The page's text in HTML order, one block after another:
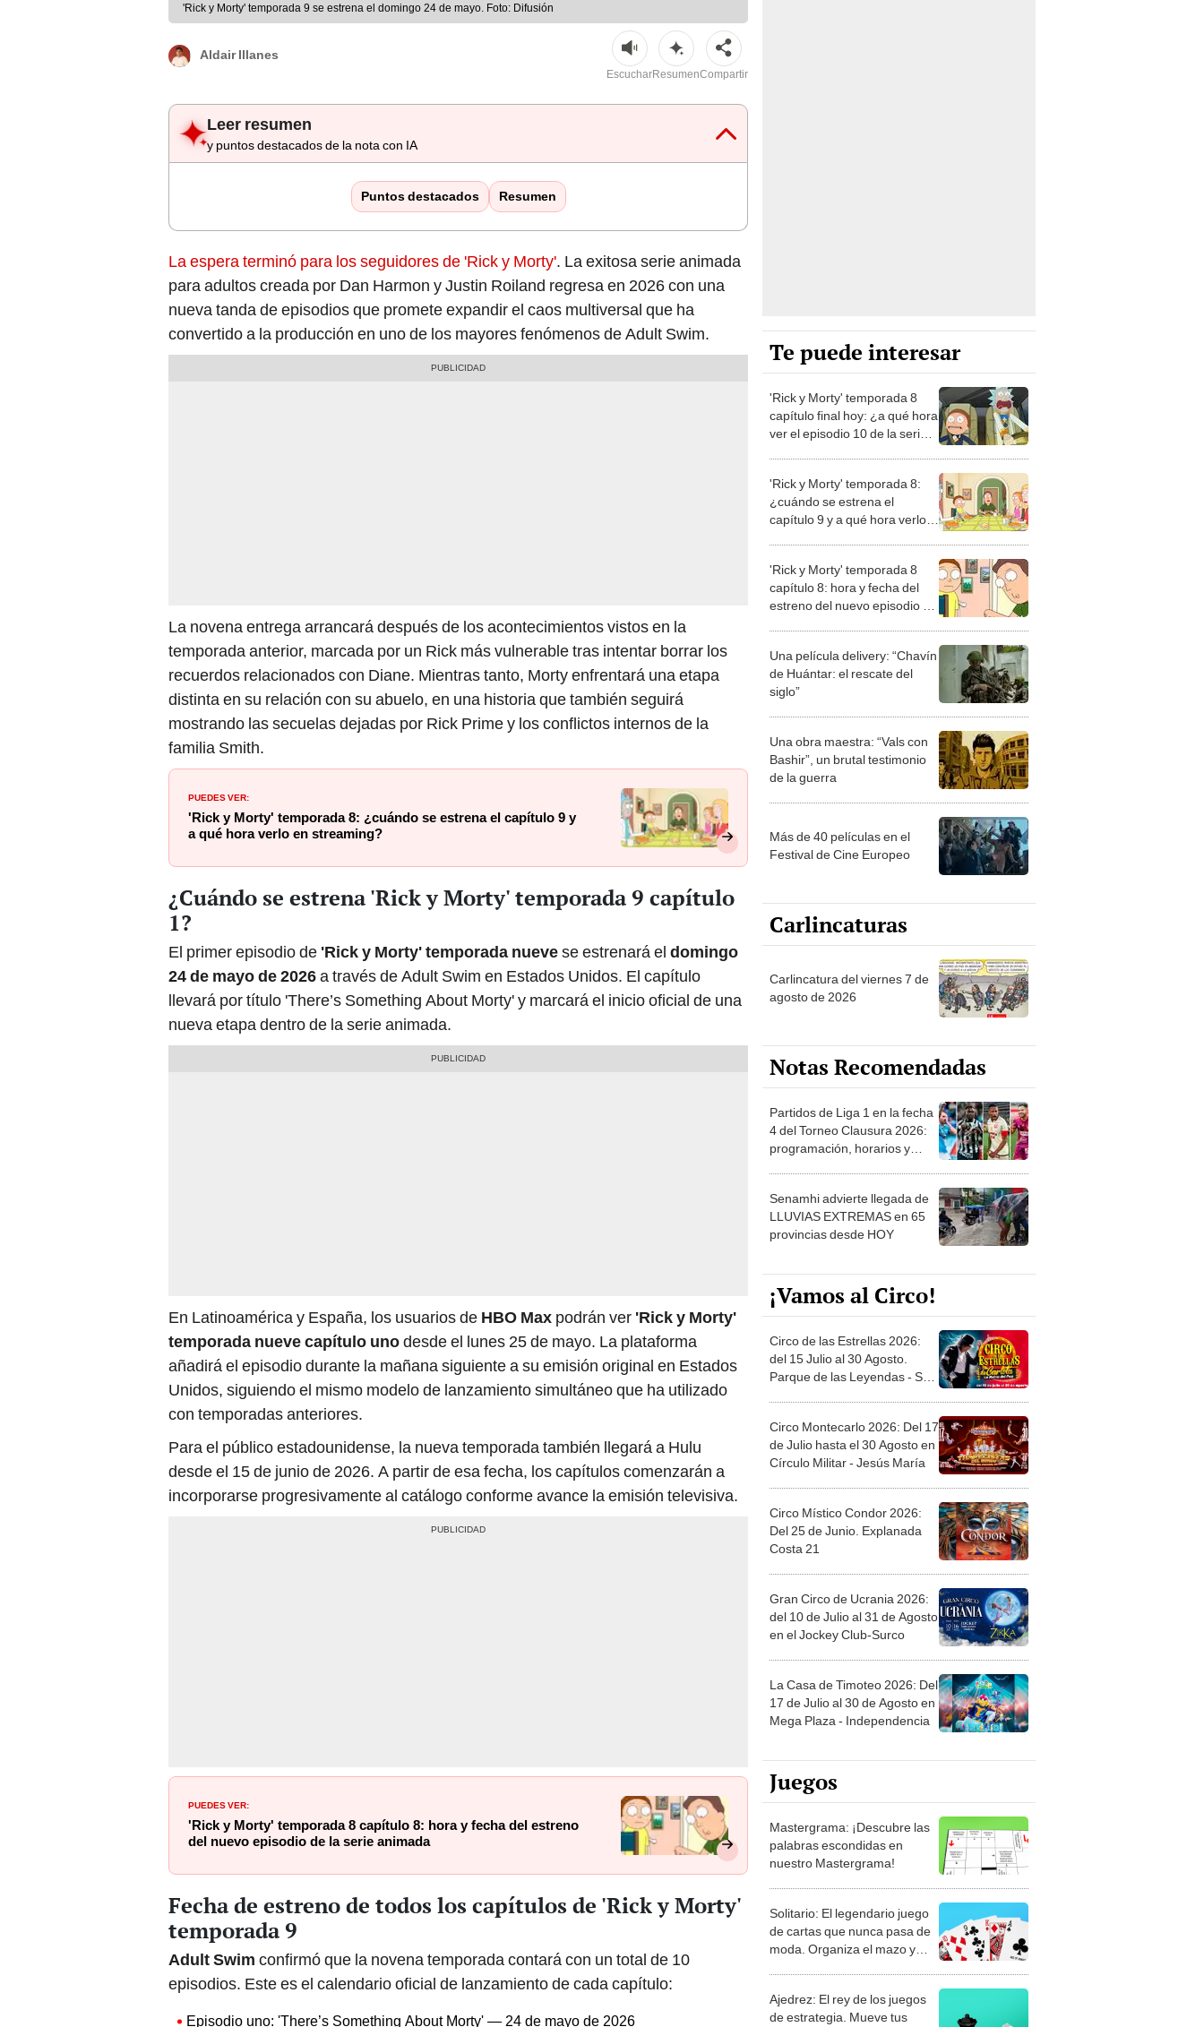
'Rick y Morty' temporada 9 se estrena el domingo 24 de mayo. Foto: Difusión
Aldair Illanes
EscucharResumenCompartir
Leer resumen
y puntos destacados de la nota con IA
Puntos destacados Resumen
La espera terminó para los seguidores de 'Rick y Morty'. La exitosa serie animada
para adultos creada por Dan Harmon y Justin Roiland regresa en 2026 con una
nueva tanda de episodios que promete expandir el caos multiversal que ha
convertido a la producción en uno de los mayores fenómenos de Adult Swim.
La novena entrega arrancará después de los acontecimientos vistos en la
temporada anterior, marcada por un Rick más vulnerable tras intentar borrar los
recuerdos relacionados con Diane. Mientras tanto, Morty enfrentará una etapa
distinta en su relación con su abuelo, en una historia que también seguirá
mostrando las secuelas dejadas por Rick Prime y los conflictos internos de la
familia Smith.
PUEDES VER:
'Rick y Morty' temporada 8: ¿cuándo se estrena el capítulo 9 y
a qué hora verlo en streaming?
¿Cuándo se estrena 'Rick y Morty' temporada 9 capítulo
1?
El primer episodio de 'Rick y Morty' temporada nuevese estrenará el domingo
24 de mayo de 2026a través de Adult Swim en Estados Unidos. El capítulo
llevará por título 'There’s Something About Morty' y marcará el inicio oficial de una
nueva etapa dentro de la serie animada.
En Latinoamérica y España, los usuarios de HBO Max podrán ver 'Rick y Morty'
temporada nueve capítulo unodesde el lunes 25 de mayo. La plataforma
añadirá el episodio durante la mañana siguiente a su emisión original en Estados
Unidos, siguiendo el mismo modelo de lanzamiento simultáneo que ha utilizado
con temporadas anteriores.
Para el público estadounidense, la nueva temporada también llegará a Hulu
desde el 15 de junio de 2026. A partir de esa fecha, los capítulos comenzarán a
incorporarse progresivamente al catálogo conforme avance la emisión televisiva.
PUEDES VER:
'Rick y Morty' temporada 8 capítulo 8: hora y fecha del estreno
del nuevo episodio de la serie animada
Fecha de estreno de todos los capítulos de 'Rick y Morty'
temporada 9
Adult Swim confirmó que la novena temporada contará con un total de 10
episodios. Este es el calendario oficial de lanzamiento de cada capítulo:
Episodio uno: 'There’s Something About Morty' — 24 de mayo de 2026
Te puede interesar
'Rick y Morty' temporada 8
capítulo final hoy: ¿a qué hora
ver el episodio 10 de la serie
'Rick y Morty' temporada 8:
¿cuándo se estrena el
capítulo 9 y a qué hora verlo
'Rick y Morty' temporada 8
capítulo 8: hora y fecha del
estreno del nuevo episodio de
Una película delivery: “Chavín
de Huántar: el rescate del
siglo”
Una obra maestra: “Vals con
Bashir”, un brutal testimonio
de la guerra
Más de 40 películas en el
Festival de Cine Europeo
Carlincaturas
Carlincatura del viernes 7 de
agosto de 2026
Notas Recomendadas
Partidos de Liga 1 en la fecha
4 del Torneo Clausura 2026:
programación, horarios y
Senamhi advierte llegada de
LLUVIAS EXTREMAS en 65
provincias desde HOY
¡Vamos al Circo!
Circo de las Estrellas 2026:
del 15 Julio al 30 Agosto.
Parque de las Leyendas - San
Circo Montecarlo 2026: Del 17
de Julio hasta el 30 Agosto en
Círculo Militar - Jesús María
Circo Místico Condor 2026:
Del 25 de Junio. Explanada
Costa 21
Gran Circo de Ucrania 2026:
del 10 de Julio al 31 de Agosto
en el Jockey Club-Surco
La Casa de Timoteo 2026: Del
17 de Julio al 30 de Agosto en
Mega Plaza - Independencia
Juegos
Mastergrama: ¡Descubre las
palabras escondidas en
nuestro Mastergrama!
Solitario: El legendario juego
de cartas que nunca pasa de
moda. Organiza el mazo y
Ajedrez: El rey de los juegos
de estrategia. Mueve tus